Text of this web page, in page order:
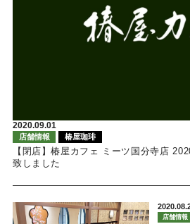
2020.09.01
店舗情報 椿屋珈琲
【閉店】椿屋カフェ ミーツ国分寺店
致しました
店舗情報